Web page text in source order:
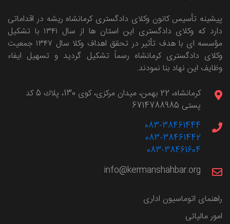
پیشینه تأسیس کانون وکلای دادگستری کرمانشاه ریشه در اقداماتی
دارد که وکلای دادگستری این استان ها از سال ۱۳۴۱ با تشکیل
مؤسسه ای با هدف تأثیر در تحقق اهداف وکلا سال ۱۳۴۷ جمعیت
وکلای دادگستری کرمانشاه رسماً تشکیل گردید و تسهیل ایفاء
وظایف این نهاد بنا نمودند.
كرمانشاه، 22 بهمن، ميدان مركزی، كوی 130، پلاك 5 کد
پستی 6714788985
083-38461444
083-38461442
083-38461604
info@kermanshahbar.org
راهنمای اتوماسیون اداری
امور مالیاتی